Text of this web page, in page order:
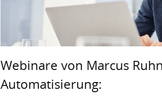
Webinare von Marcus
Automatisierung: